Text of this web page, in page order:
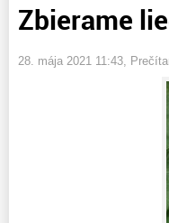
Zbierame
28. mája 2021 11:43 ,